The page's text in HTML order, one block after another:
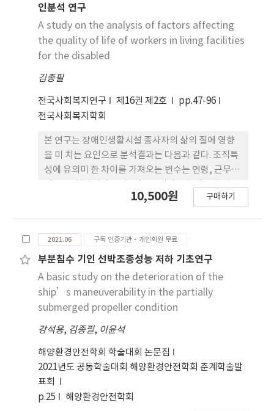
reaction curve) method is used to
approximate the first-order plus time delay
(FOPTD) model, and the DS-based PID
controller design technique is proposed
term. The proposed controller conducts set-
point tracking simulation using MATLAB
(2016b), and evaluates and compares the
performance index with the existing control
methods. As a result of simulation at each
operating point, the proposed controller
showed the smallest in , which means
that the rpm does not change rapidly. In
addition, IAE and IAC were also the smallest,
인분석 연구
A study on the analysis of factors affecting
the quality of life of workers in living facilities
for the disabled
김종필
전국사회복지연구 제16권 제2호
pp.47-96
전국사회복지학회
본 연구는 장애인생활시설 종사자의 삶의 질에 영향
을 미 치는 요인으로 분석결과는 다음과 같다. 조직특
성에 유의미 한 차이를 가져오는 변수는 연령, 근무기
근무기간이며, 직무만족도는 월급여, 학력이었으며,
의 변수는 연령, 학력, 고용형태, 근무기간이었으며,
삶 의 질은 종사자의 학력, 고용형태, 월급여이었다.
따라서 장 애인생활시설에 다음과 같은 개선안이 요
구된다. 첫째, 사회 복지시설 종사자의 직무환경 및 처
우문제의 개선이 요구된 다. 둘째 사회복지시설 종사
자의 직무소진, 직무만족도, 심리 적 안녕감 등의 변
인들은 심리적 임파워먼트에 유의미한 영 향을 미치
고 있기에 직무환경의 중요성을 인식해야 한다. 셋 째,
장애인생활시설 종사자의 삶의 질을 높이기 위해서는
종 사자의 업무환경요인에 변화가 있어야 한다. 사회
복지종사자 의 삶의 질 향상은 클라이언트의 서비스
와 직결되는 매우 중요한 문제이다.
10,500원 구매하기
2021.06 구독 인증기관·개인회원 무료
부분침수 기인 선박조종성능 저하 기초연구
A basic study on the deterioration of the
ship’s maneuverability in the partially
submerged propeller condition
강석용, 김종필, 이윤석
해양환경안전학회 학술대회 논문집
2021년도 공동학술대회 해양환경안전학회 춘계학술발
표회
p.25
해양환경안전학회